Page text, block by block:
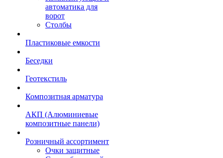
автоматика для
ворот
Столбы
Пластиковые емкости
Беседки
Геотекстиль
Композитная арматура
АКП (Алюминиевые
композитные панели)
Розничный ассортимент
Очки защитные